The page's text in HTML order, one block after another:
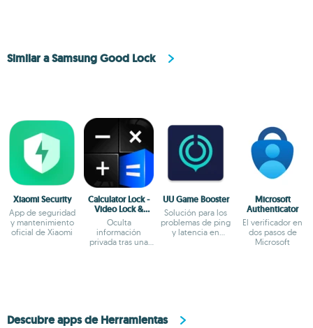
Similar a Samsung Good Lock
Xiaomi Security
App de seguridad
y mantenimiento
oficial de Xiaomi
Calculator Lock -
Video Lock &
Photo Vault –
HideX
Oculta
información
privada tras una
UU Game Booster
Solución para los
problemas de ping
y latencia en
Microsoft
Authenticator
El verificador en
dos pasos de
Microsoft
Descubre apps de Herramientas